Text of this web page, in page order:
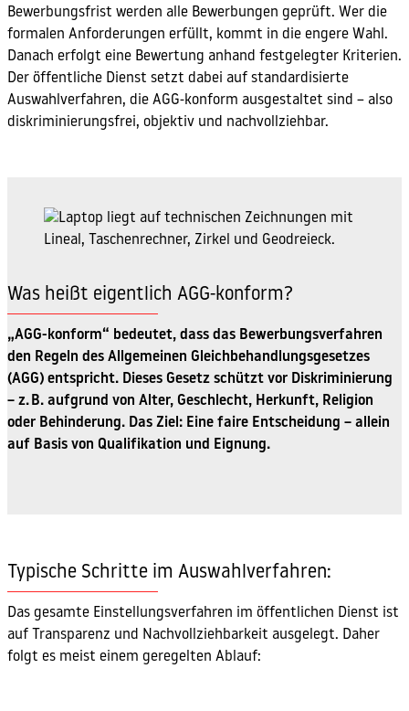
Bewerbungsfrist werden alle Bewerbungen geprüft. Wer die
formalen Anforderungen erfüllt, kommt in die engere Wahl.
Danach erfolgt eine Bewertung anhand festgelegter Kriterien.
Der öffentliche Dienst setzt dabei auf standardisierte
Auswahlverfahren, die AGG-konform ausgestaltet sind – also
diskriminierungsfrei, objektiv und nachvollziehbar.
Was heißt eigentlich AGG-konform?
„AGG-konform“ bedeutet, dass das Bewerbungsverfahren
den Regeln des Allgemeinen Gleichbehandlungsgesetzes
(AGG) entspricht. Dieses Gesetz schützt vor Diskriminierung
– z. B. aufgrund von Alter, Geschlecht, Herkunft, Religion
oder Behinderung. Das Ziel: Eine faire Entscheidung – allein
auf Basis von Qualifikation und Eignung.
Typische Schritte im Auswahlverfahren:
Das gesamte Einstellungsverfahren im öffentlichen Dienst ist
auf Transparenz und Nachvollziehbarkeit ausgelegt. Daher
folgt es meist einem geregelten Ablauf: